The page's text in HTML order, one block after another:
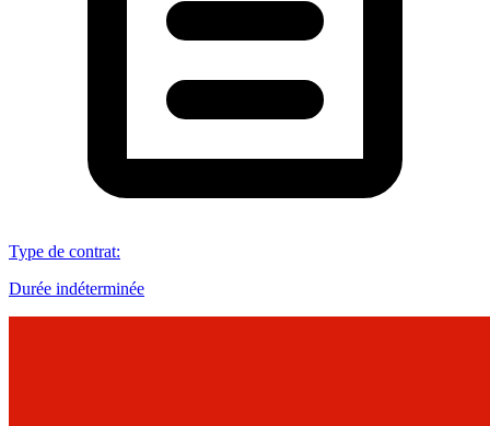
Type de contrat:
Durée indéterminée